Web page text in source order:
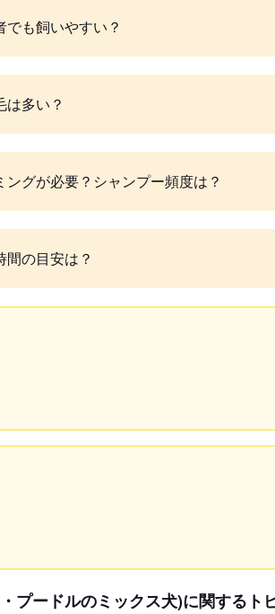
も飼いやすい？
は多い？
グが必要？シャンプー頻度は？
の目安は？
プードルのミックス犬)に関するト